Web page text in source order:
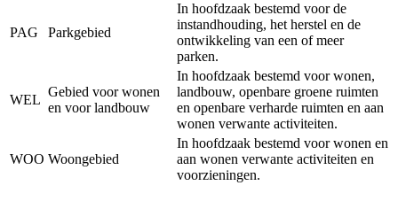
PAG Parkgebied
In hoofdzaak bestemd voor de
instandhouding, het herstel en de
ontwikkeling van een of meer
parken.
WEL
Gebied voor wonen
en voor landbouw
In hoofdzaak bestemd voor wonen,
landbouw, openbare groene ruimten
en openbare verharde ruimten en aan
wonen verwante activiteiten.
WOO Woongebied
In hoofdzaak bestemd voor wonen en
aan wonen verwante activiteiten en
voorzieningen.